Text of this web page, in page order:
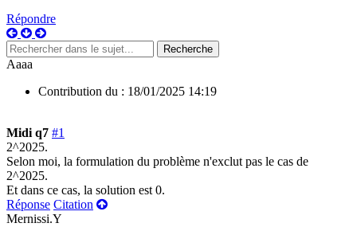
Répondre
Aaaa
Contribution du : 18/01/2025 14:19
Midi q7 #1
2^2025.
Selon moi, la formulation du problème n'exclut pas le cas de
2^2025.
Et dans ce cas, la solution est 0.
Réponse Citation
Mernissi.Y